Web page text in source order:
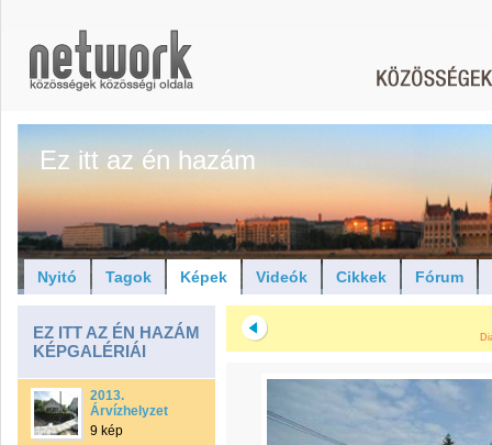
Ez itt az én hazám
Nyitó Tagok Képek Videók Cikkek Fórum
EZ ITT AZ ÉN HAZÁM
KÉPGALÉRIÁI
2013.
Árvízhelyzet
9 kép